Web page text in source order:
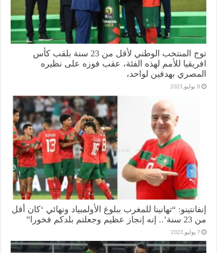
توج المنتخب الوطني لأقل من 23 سنة بلقب كأس
افريقيا للأمم لهذه الفئة، عقب فوزه على نظيره
المصري بهدفين لواحد،
9 يوليو,2023
إنفانتينو: “تهانينا للمغرب ببلوغ الأولمبياد ونهائي ‘كان أقل
من 23 سنة’.. إنه إنجاز عظيم وجعلتم بلدكم فخورا”
7 يوليو,2023